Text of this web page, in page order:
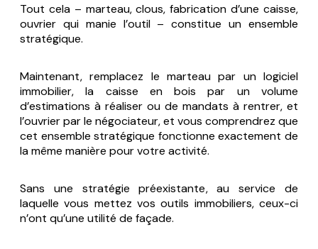
Tout cela – marteau, clous, fabrication d’une caisse,
ouvrier qui manie l’outil – constitue un ensemble
stratégique.
Maintenant, remplacez le marteau par un logiciel
immobilier, la caisse en bois par un volume
d’estimations à réaliser ou de mandats à rentrer, et
l’ouvrier par le négociateur, et vous comprendrez que
cet ensemble stratégique fonctionne exactement de
la même manière pour votre activité.
Sans une stratégie préexistante, au service de
laquelle vous mettez vos outils immobiliers, ceux-ci
n’ont qu’une utilité de façade.